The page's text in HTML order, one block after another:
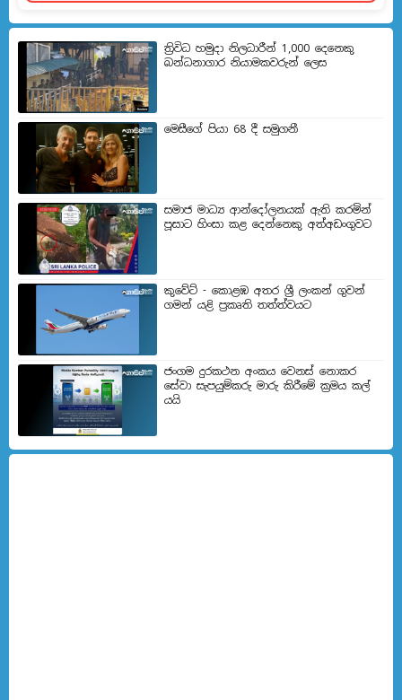
ත්‍රිවිධ හමුදා නිලධාරීන් 1,000 දෙනෙකු
බන්ධනාගාර නියාමකවරුන් ලෙස
මෙසීගේ පියා 68 දී සමුගනී
සමාජ මාධ්‍ය ආන්දෝලනයක් ඇති කරමින්
පූසාට හිංසා කළ දෙන්නෙකු අත්අඩංගුවට
කුවේට් - කොළඹ අතර ශ්‍රී ලංකන් ගුවන්
ගමන් යළි ප්‍රකෘති තත්ත්වයට
ජංගම දුරකථන අංකය වෙනස් නොකර
සේවා සැපයුම්කරු මාරු කිරීමේ ක්‍රමය කල්
යයි